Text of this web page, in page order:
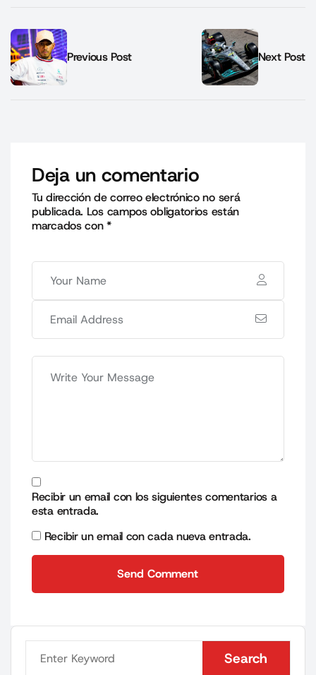
Previous Post Next Post
Deja un comentario
Tu dirección de correo electrónico no será
publicada. Los campos obligatorios están
marcados con*
Recibir un email con los siguientes comentarios a
esta entrada.
Recibir un email con cada nueva entrada.
Send Comment
Search